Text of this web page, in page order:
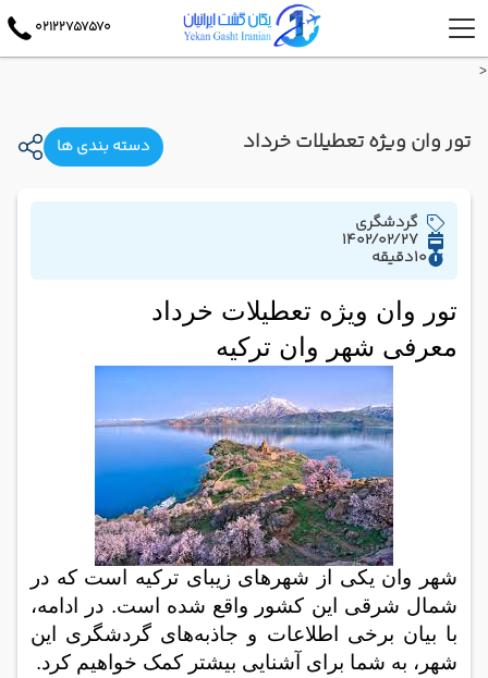
02122757570
<
تور وان ویژه تعطیلات خرداد دسته بندی ها
گردشگری
1402/02/27
10دقیقه
تور وان ویژه تعطیلات خرداد
معرفی شهر وان ترکیه
شهر وان یکی از شهرهای زیبای ترکیه است که در
شمال شرقی این کشور واقع شده است. در ادامه،
با بیان برخی اطلاعات و جاذبه‌های گردشگری این
شهر، به شما برای آشنایی بیشتر کمک خواهیم کرد.